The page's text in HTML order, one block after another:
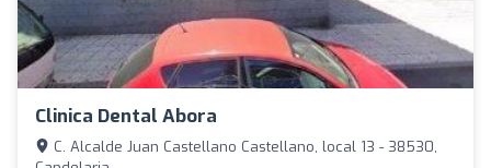
Clinica Dental Abora
C. Alcalde Juan Castellano Castellano, local 13 - 38530,